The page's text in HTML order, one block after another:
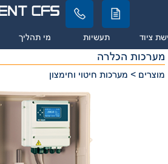
מי תהליך תעשיות ציוד
מערכות הכלרה
מוצרים > מערכות חיטוי וחימצון